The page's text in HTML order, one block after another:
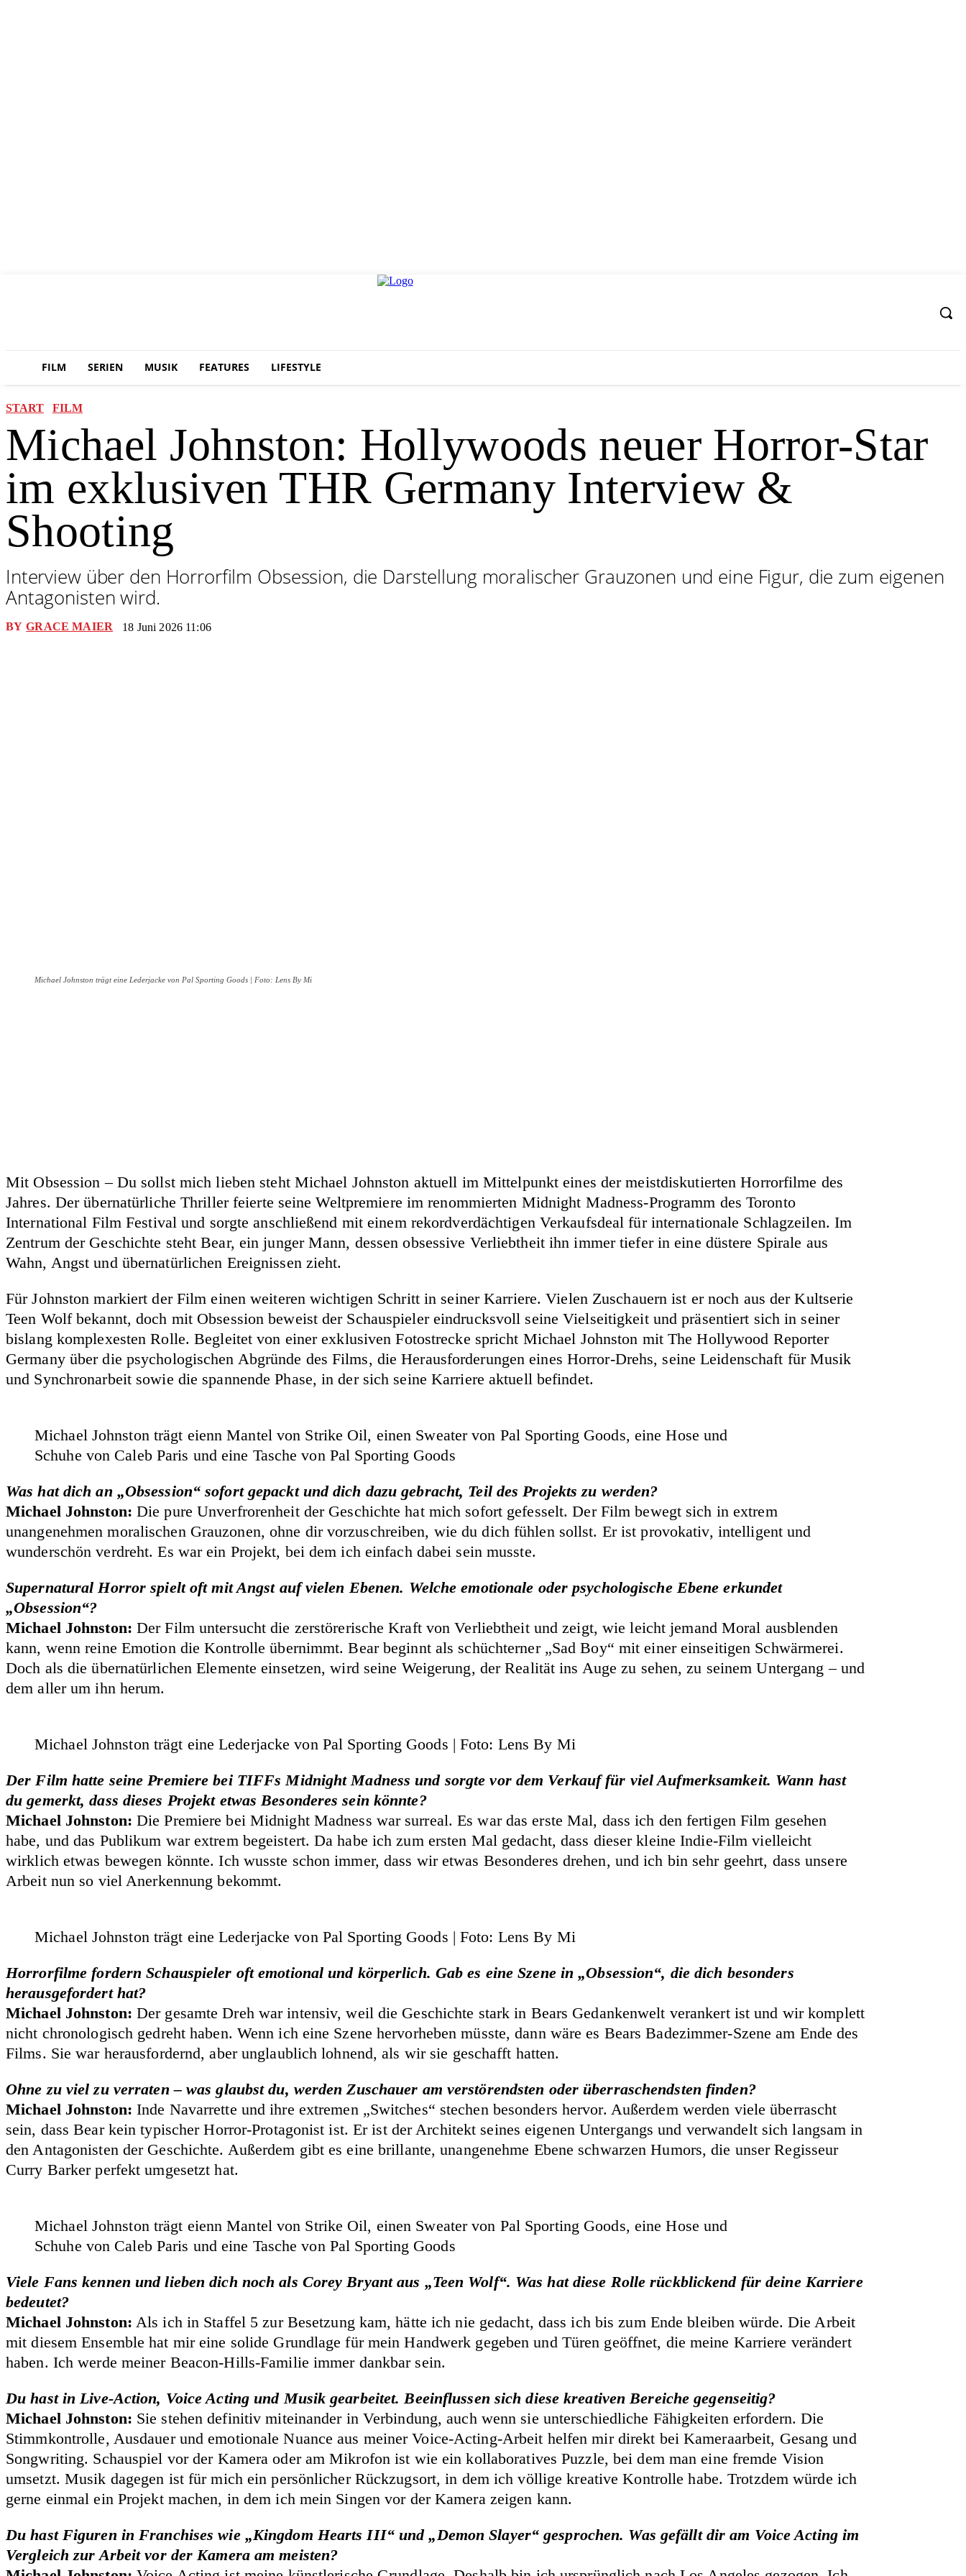
FILM SERIEN MUSIK FEATURES LIFESTYLE
START FILM
Michael Johnston: Hollywoods neuer Horror-Star
im exklusiven THR Germany Interview &
Shooting
Interview über den Horrorfilm Obsession, die Darstellung moralischer Grauzonen und eine Figur, die zum eigenen
Antagonisten wird.
BY GRACE MAIER 18 Juni 2026 11:06
Michael Johnston trägt eine Lederjacke von Pal Sporting Goods | Foto: Lens By Mi
Mit Obsession – Du sollst mich lieben steht Michael Johnston aktuell im Mittelpunkt eines der meistdiskutierten Horrorfilme des
Jahres. Der übernatürliche Thriller feierte seine Weltpremiere im renommierten Midnight Madness-Programm des Toronto
International Film Festival und sorgte anschließend mit einem rekordverdächtigen Verkaufsdeal für internationale Schlagzeilen. Im
Zentrum der Geschichte steht Bear, ein junger Mann, dessen obsessive Verliebtheit ihn immer tiefer in eine düstere Spirale aus
Wahn, Angst und übernatürlichen Ereignissen zieht.
Für Johnston markiert der Film einen weiteren wichtigen Schritt in seiner Karriere. Vielen Zuschauern ist er noch aus der Kultserie
Teen Wolf bekannt, doch mit Obsession beweist der Schauspieler eindrucksvoll seine Vielseitigkeit und präsentiert sich in seiner
bislang komplexesten Rolle. Begleitet von einer exklusiven Fotostrecke spricht Michael Johnston mit The Hollywood Reporter
Germany über die psychologischen Abgründe des Films, die Herausforderungen eines Horror-Drehs, seine Leidenschaft für Musik
und Synchronarbeit sowie die spannende Phase, in der sich seine Karriere aktuell befindet.
Michael Johnston trägt eienn Mantel von Strike Oil, einen Sweater von Pal Sporting Goods, eine Hose und
Schuhe von Caleb Paris und eine Tasche von Pal Sporting Goods
Was hat dich an „Obsession“ sofort gepackt und dich dazu gebracht, Teil des Projekts zu werden?
Michael Johnston: Die pure Unverfrorenheit der Geschichte hat mich sofort gefesselt. Der Film bewegt sich in extrem
unangenehmen moralischen Grauzonen, ohne dir vorzuschreiben, wie du dich fühlen sollst. Er ist provokativ, intelligent und
wunderschön verdreht. Es war ein Projekt, bei dem ich einfach dabei sein musste.
Supernatural Horror spielt oft mit Angst auf vielen Ebenen. Welche emotionale oder psychologische Ebene erkundet
„Obsession“?
Michael Johnston: Der Film untersucht die zerstörerische Kraft von Verliebtheit und zeigt, wie leicht jemand Moral ausblenden
kann, wenn reine Emotion die Kontrolle übernimmt. Bear beginnt als schüchterner „Sad Boy“ mit einer einseitigen Schwärmerei.
Doch als die übernatürlichen Elemente einsetzen, wird seine Weigerung, der Realität ins Auge zu sehen, zu seinem Untergang – und
dem aller um ihn herum.
Michael Johnston trägt eine Lederjacke von Pal Sporting Goods | Foto: Lens By Mi
Der Film hatte seine Premiere bei TIFFs Midnight Madness und sorgte vor dem Verkauf für viel Aufmerksamkeit. Wann hast
du gemerkt, dass dieses Projekt etwas Besonderes sein könnte?
Michael Johnston: Die Premiere bei Midnight Madness war surreal. Es war das erste Mal, dass ich den fertigen Film gesehen
habe, und das Publikum war extrem begeistert. Da habe ich zum ersten Mal gedacht, dass dieser kleine Indie-Film vielleicht
wirklich etwas bewegen könnte. Ich wusste schon immer, dass wir etwas Besonderes drehen, und ich bin sehr geehrt, dass unsere
Arbeit nun so viel Anerkennung bekommt.
Michael Johnston trägt eine Lederjacke von Pal Sporting Goods | Foto: Lens By Mi
Horrorfilme fordern Schauspieler oft emotional und körperlich. Gab es eine Szene in „Obsession“, die dich besonders
herausgefordert hat?
Michael Johnston: Der gesamte Dreh war intensiv, weil die Geschichte stark in Bears Gedankenwelt verankert ist und wir komplett
nicht chronologisch gedreht haben. Wenn ich eine Szene hervorheben müsste, dann wäre es Bears Badezimmer-Szene am Ende des
Films. Sie war herausfordernd, aber unglaublich lohnend, als wir sie geschafft hatten.
Ohne zu viel zu verraten – was glaubst du, werden Zuschauer am verstörendsten oder überraschendsten finden?
Michael Johnston: Inde Navarrette und ihre extremen „Switches“ stechen besonders hervor. Außerdem werden viele überrascht
sein, dass Bear kein typischer Horror-Protagonist ist. Er ist der Architekt seines eigenen Untergangs und verwandelt sich langsam in
den Antagonisten der Geschichte. Außerdem gibt es eine brillante, unangenehme Ebene schwarzen Humors, die unser Regisseur
Curry Barker perfekt umgesetzt hat.
Michael Johnston trägt eienn Mantel von Strike Oil, einen Sweater von Pal Sporting Goods, eine Hose und
Schuhe von Caleb Paris und eine Tasche von Pal Sporting Goods
Viele Fans kennen und lieben dich noch als Corey Bryant aus „Teen Wolf“. Was hat diese Rolle rückblickend für deine Karriere
bedeutet?
Michael Johnston: Als ich in Staffel 5 zur Besetzung kam, hätte ich nie gedacht, dass ich bis zum Ende bleiben würde. Die Arbeit
mit diesem Ensemble hat mir eine solide Grundlage für mein Handwerk gegeben und Türen geöffnet, die meine Karriere verändert
haben. Ich werde meiner Beacon-Hills-Familie immer dankbar sein.
Du hast in Live-Action, Voice Acting und Musik gearbeitet. Beeinflussen sich diese kreativen Bereiche gegenseitig?
Michael Johnston: Sie stehen definitiv miteinander in Verbindung, auch wenn sie unterschiedliche Fähigkeiten erfordern. Die
Stimmkontrolle, Ausdauer und emotionale Nuance aus meiner Voice-Acting-Arbeit helfen mir direkt bei Kameraarbeit, Gesang und
Songwriting. Schauspiel vor der Kamera oder am Mikrofon ist wie ein kollaboratives Puzzle, bei dem man eine fremde Vision
umsetzt. Musik dagegen ist für mich ein persönlicher Rückzugsort, in dem ich völlige kreative Kontrolle habe. Trotzdem würde ich
gerne einmal ein Projekt machen, in dem ich mein Singen vor der Kamera zeigen kann.
Du hast Figuren in Franchises wie „Kingdom Hearts III“ und „Demon Slayer“ gesprochen. Was gefällt dir am Voice Acting im
Vergleich zur Arbeit vor der Kamera am meisten?